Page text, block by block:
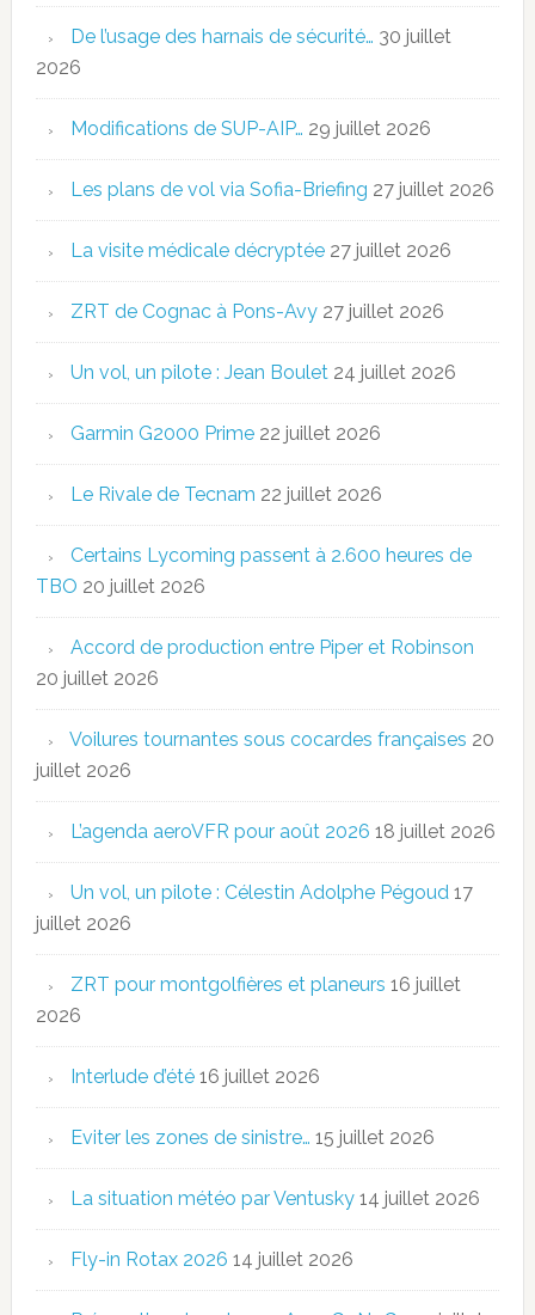
De l’usage des harnais de sécurité… 30 juillet
2026
Modifications de SUP-AIP… 29 juillet 2026
Les plans de vol via Sofia-Briefing 27 juillet 2026
La visite médicale décryptée 27 juillet 2026
ZRT de Cognac à Pons-Avy 27 juillet 2026
Un vol, un pilote : Jean Boulet 24 juillet 2026
Garmin G2000 Prime 22 juillet 2026
Le Rivale de Tecnam 22 juillet 2026
Certains Lycoming passent à 2.600 heures de
TBO 20 juillet 2026
Accord de production entre Piper et Robinson
20 juillet 2026
Voilures tournantes sous cocardes françaises 20
juillet 2026
L’agenda aeroVFR pour août 2026 18 juillet 2026
Un vol, un pilote : Célestin Adolphe Pégoud 17
juillet 2026
ZRT pour montgolfières et planeurs 16 juillet
2026
Interlude d’été 16 juillet 2026
Eviter les zones de sinistre… 15 juillet 2026
La situation météo par Ventusky 14 juillet 2026
Fly-in Rotax 2026 14 juillet 2026